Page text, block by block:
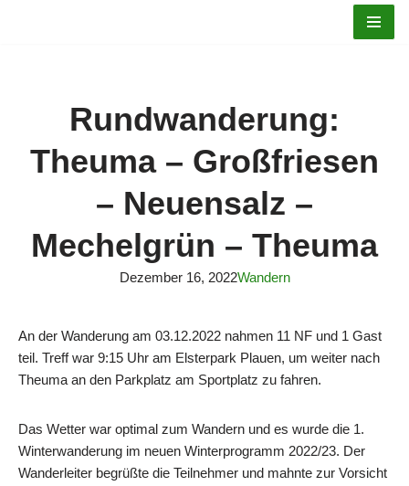
Rundwanderung:
Theuma – Großfriesen
– Neuensalz –
Mechelgrün – Theuma
Dezember 16, 2022Wandern
An der Wanderung am 03.12.2022 nahmen 11 NF und 1 Gast
teil. Treff war 9:15 Uhr am Elsterpark Plauen, um weiter nach
Theuma an den Parkplatz am Sportplatz zu fahren.
Das Wetter war optimal zum Wandern und es wurde die 1.
Winterwanderung im neuen Winterprogramm 2022/23. Der
Wanderleiter begrüßte die Teilnehmer und mahnte zur Vorsicht